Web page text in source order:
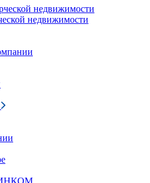
недвижимости
недвижимости
ИНКОМ